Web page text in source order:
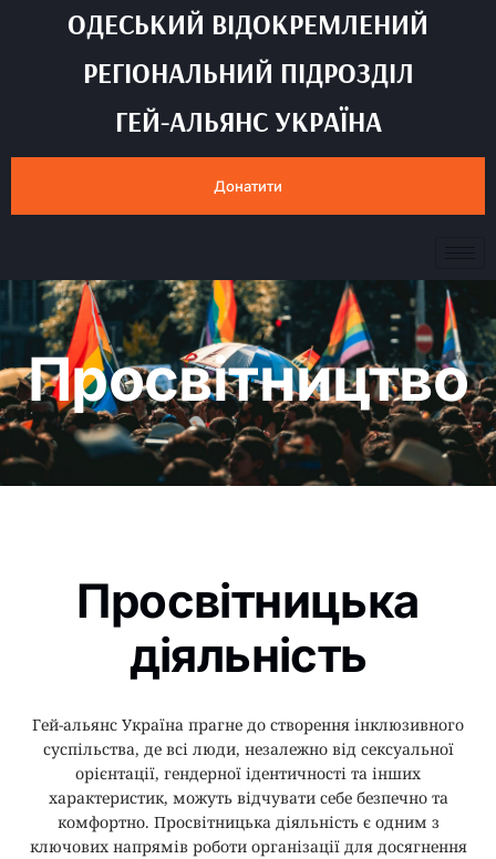
ОДЕСЬКИЙ ВІДОКРЕМЛЕНИЙ
РЕГІОНАЛЬНИЙ ПІДРОЗДІЛ
ГЕЙ-АЛЬЯНС УКРАЇНА
Донатити
Просвітництво
Просвітницька
діяльність
Гей-альянс Україна прагне до створення інклюзивного
суспільства, де всі люди, незалежно від сексуальної
орієнтації, гендерної ідентичності та інших
характеристик, можуть відчувати себе безпечно та
комфортно. Просвітницька діяльність є одним з
ключових напрямів роботи організації для досягнення